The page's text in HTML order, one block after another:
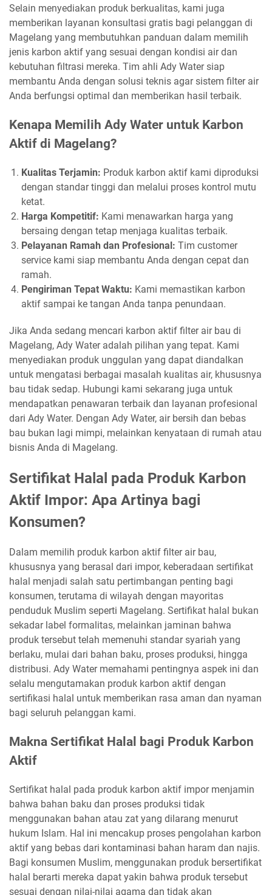
Selain menyediakan produk berkualitas, kami juga
memberikan layanan konsultasi gratis bagi pelanggan di
Magelang yang membutuhkan panduan dalam memilih
jenis karbon aktif yang sesuai dengan kondisi air dan
kebutuhan filtrasi mereka. Tim ahli Ady Water siap
membantu Anda dengan solusi teknis agar sistem filter air
Anda berfungsi optimal dan memberikan hasil terbaik.
Kenapa Memilih Ady Water untuk Karbon
Aktif di Magelang?
Kualitas Terjamin: Produk karbon aktif kami diproduksi
dengan standar tinggi dan melalui proses kontrol mutu
ketat.
Harga Kompetitif: Kami menawarkan harga yang
bersaing dengan tetap menjaga kualitas terbaik.
Pelayanan Ramah dan Profesional: Tim customer
service kami siap membantu Anda dengan cepat dan
ramah.
Pengiriman Tepat Waktu: Kami memastikan karbon
aktif sampai ke tangan Anda tanpa penundaan.
Jika Anda sedang mencari karbon aktif filter air bau di
Magelang, Ady Water adalah pilihan yang tepat. Kami
menyediakan produk unggulan yang dapat diandalkan
untuk mengatasi berbagai masalah kualitas air, khususnya
bau tidak sedap. Hubungi kami sekarang juga untuk
mendapatkan penawaran terbaik dan layanan profesional
dari Ady Water. Dengan Ady Water, air bersih dan bebas
bau bukan lagi mimpi, melainkan kenyataan di rumah atau
bisnis Anda di Magelang.
Sertifikat Halal pada Produk Karbon
Aktif Impor: Apa Artinya bagi
Konsumen?
Dalam memilih produk karbon aktif filter air bau,
khususnya yang berasal dari impor, keberadaan sertifikat
halal menjadi salah satu pertimbangan penting bagi
konsumen, terutama di wilayah dengan mayoritas
penduduk Muslim seperti Magelang. Sertifikat halal bukan
sekadar label formalitas, melainkan jaminan bahwa
produk tersebut telah memenuhi standar syariah yang
berlaku, mulai dari bahan baku, proses produksi, hingga
distribusi. Ady Water memahami pentingnya aspek ini dan
selalu mengutamakan produk karbon aktif dengan
sertifikasi halal untuk memberikan rasa aman dan nyaman
bagi seluruh pelanggan kami.
Makna Sertifikat Halal bagi Produk Karbon
Aktif
Sertifikat halal pada produk karbon aktif impor menjamin
bahwa bahan baku dan proses produksi tidak
menggunakan bahan atau zat yang dilarang menurut
hukum Islam. Hal ini mencakup proses pengolahan karbon
aktif yang bebas dari kontaminasi bahan haram dan najis.
Bagi konsumen Muslim, menggunakan produk bersertifikat
halal berarti mereka dapat yakin bahwa produk tersebut
sesuai dengan nilai-nilai agama dan tidak akan